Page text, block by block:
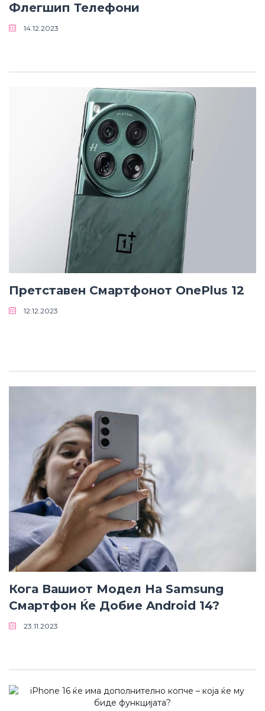
Флегшип Телефони
14.12.2023
Претставен Смартфонот OnePlus 12
12.12.2023
Кога Вашиот Модел На Samsung
Смартфон Ќе Добие Android 14?
23.11.2023